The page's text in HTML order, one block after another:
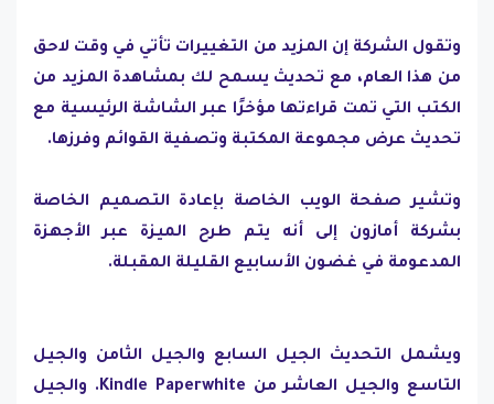
وتقول الشركة إن المزيد من التغييرات تأتي في وقت لاحق
من هذا العام، مع تحديث يسمح لك بمشاهدة المزيد من
الكتب التي تمت قراءتها مؤخرًا عبر الشاشة الرئيسية مع
تحديث عرض مجموعة المكتبة وتصفية القوائم وفرزها.
وتشير صفحة الويب الخاصة بإعادة التصميم الخاصة
بشركة أمازون إلى أنه يتم طرح الميزة عبر الأجهزة
المدعومة في غضون الأسابيع القليلة المقبلة.
ويشمل التحديث الجيل السابع والجيل الثامن والجيل
التاسع والجيل العاشر من Kindle Paperwhite. والجيل